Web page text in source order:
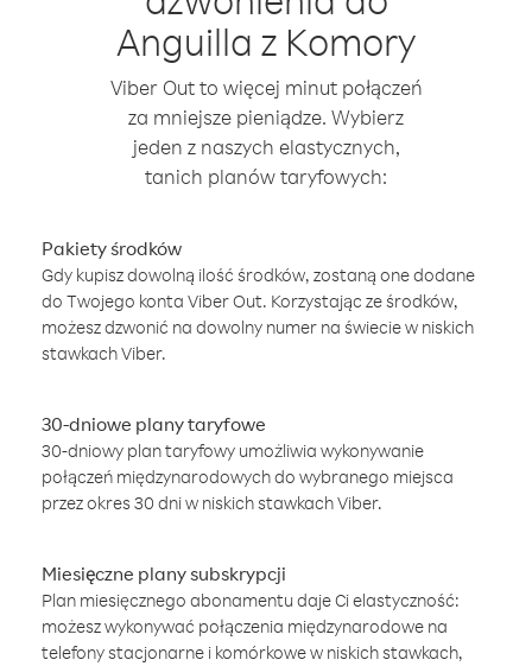
Anguilla z Komory
Viber Out to więcej minut połączeń
za mniejsze pieniądze. Wybierz
jeden z naszych elastycznych,
tanich planów taryfowych:
Pakiety środków
Gdy kupisz dowolną ilość środków, zostaną one dodane
do Twojego konta Viber Out. Korzystając ze środków,
możesz dzwonić na dowolny numer na świecie w niskich
stawkach Viber.
30-dniowe plany taryfowe
30-dniowy plan taryfowy umożliwia wykonywanie
połączeń międzynarodowych do wybranego miejsca
przez okres 30 dni w niskich stawkach Viber.
Miesięczne plany subskrypcji
Plan miesięcznego abonamentu daje Ci elastyczność:
możesz wykonywać połączenia międzynarodowe na
telefony stacjonarne i komórkowe w niskich stawkach,